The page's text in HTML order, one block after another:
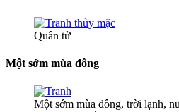
Quân tử
Một sớm mùa đông
Một sớm mùa đông, trời lạnh,